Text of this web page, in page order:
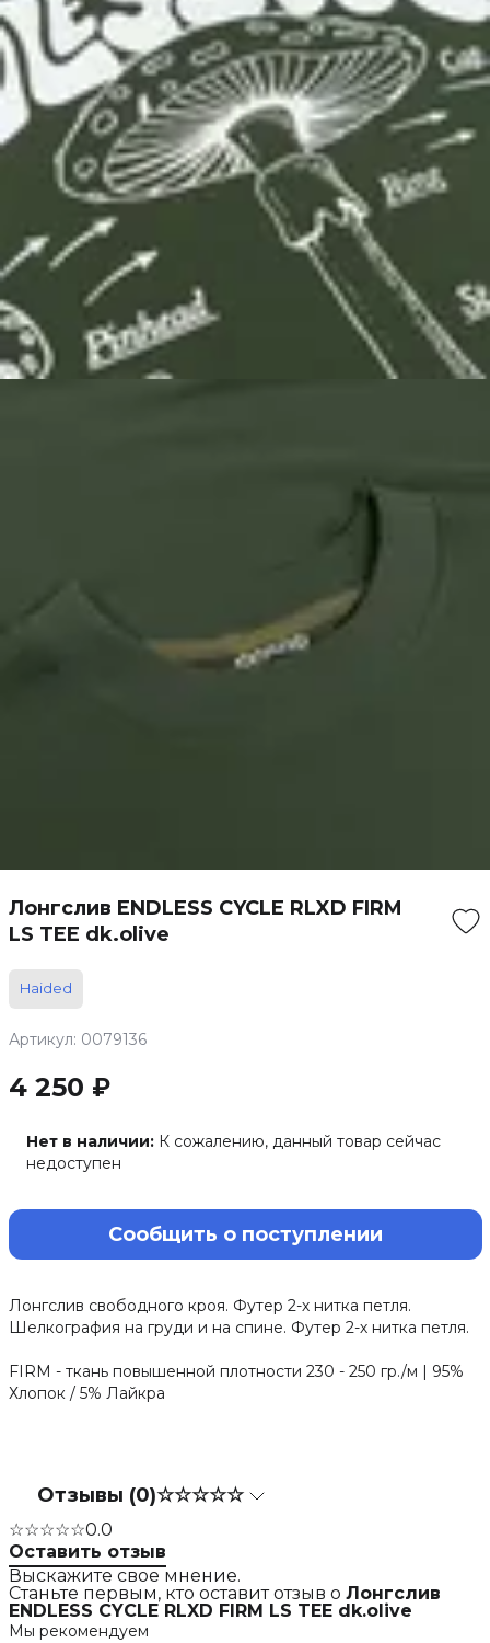
Лонгслив ENDLESS CYCLE RLXD FIRM
LS TEE dk.olive
Haided
Артикул: 0079136
4 250 ₽
Нет в наличии: К сожалению, данный товар сейчас
недоступен
Сообщить о поступлении
Лонгслив свободного кроя. Футер 2-х нитка петля.
Шелкография на груди и на спине. Футер 2-х нитка петля.
FIRM - ткань повышенной плотности 230 - 250 гр./м | 95%
Хлопок / 5% Лайкра
Отзывы (0)☆☆☆☆☆
☆☆☆☆☆0.0
Оставить отзыв
Выскажите свое мнение.
Станьте первым, кто оставит отзыв о Лонгслив
ENDLESS CYCLE RLXD FIRM LS TEE dk.olive
Мы рекомендуем